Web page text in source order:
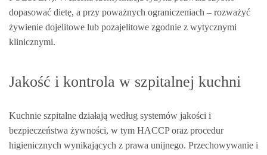
dopasować dietę, a przy poważnych ograniczeniach – rozważyć
żywienie dojelitowe lub pozajelitowe zgodnie z wytycznymi
klinicznymi.
Jakość i kontrola w szpitalnej kuchni
Kuchnie szpitalne działają według systemów jakości i
bezpieczeństwa żywności, w tym HACCP oraz procedur
higienicznych wynikających z prawa unijnego. Przechowywanie i